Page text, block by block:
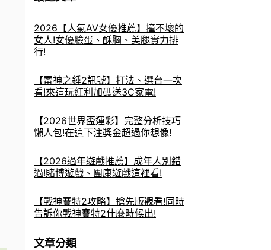
2026【人氣AV女優推薦】撞不壞的
女人!女優臉蛋、酥胸、美腿實力排
行!
【雷神之錘2訊號】打法、選台一次
看!來這玩紅利加碼送3C家電!
【2026世界盃運彩】完整分析技巧
懶人包!在這下注獎金超過你想像!
【2026過年遊戲推薦】成年人別錯
過!賭博遊戲、團康遊戲這裡看!
【戰神賽特2攻略】搶先版觀看!同時
告訴你戰神賽特2什麼時候出!
文章分類